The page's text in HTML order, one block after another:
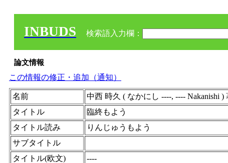
INBUDS 検索語入力欄：
論文情報
この情報の修正・追加（通知）
名前
中西 時久 ( なかにし ----, ----
タイトル
臨終もよう
タイトル読み
りんじゅうもよう
サブタイトル
タイトル(欧文)
----